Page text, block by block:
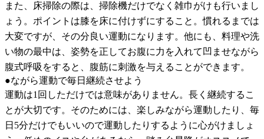
また、床掃除の際は、掃除機だけでなく雑巾がけも行いまし
ょう。ポイントは膝を床に付けずにすること。慣れるまでは
大変ですが、その分良い運動になります。他にも、料理や洗
い物の最中は、姿勢を正してお腹に力を入れて凹ませながら
腹式呼吸をすると、腹筋に刺激を与えることができます。
●ながら運動で毎日継続させよう
運動は1回しただけでは意味がありません。長く継続するこ
とが大切です。そのためには、楽しみながら運動したり、毎
日5分だけでもいいので運動したりするように心がけましょ